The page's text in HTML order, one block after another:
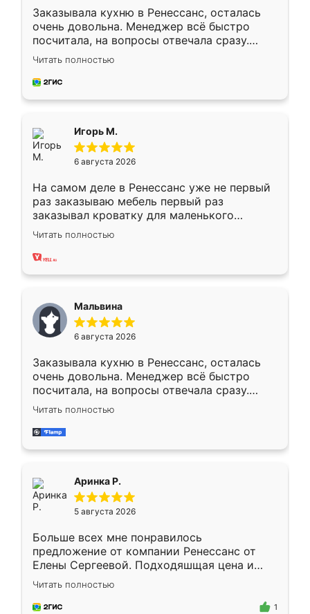
Заказывала кухню в Ренессанс, осталась
очень довольна. Менеджер всё быстро
посчитала, на вопросы отвечала сразу.
Замерщик приехал в субботу, подошёл к
делу со всей ответственностью. Собрали
за день, ребята работали аккуратно, даже
Читать полностью
Игорь М.
6 августа 2026
На самом деле в Ренессанс уже не первый
раз заказываю мебель первый раз
заказывал кроватку для маленького
ребёнка при его рождении ,во второй раз
заказал шкаф-купе. По качеству очень
хорошее сборка достаточно быстрая,
меньше, здесь же он более разнообразный.
Мне нравится ,если что-то потребуется из
мебели буду заказывать только здесь.
Читать полностью
Мальвина
6 августа 2026
Заказывала кухню в Ренессанс, осталась
очень довольна. Менеджер всё быстро
посчитала, на вопросы отвечала сразу.
Замерщик приехал в субботу, подошёл к
делу со всей ответственностью. Собрали
за день, ребята работали аккуратно, даже
Читать полностью
Аринка Р.
5 августа 2026
Больше всех мне понравилось
предложение от компании Ренессанс от
Елены Сергеевой. Подходяшщая цена и
короткие сроки изготовления. Приехавший
для замера сотрудник Владислав
предложил по моему эскизу самый
Читать полностью
1